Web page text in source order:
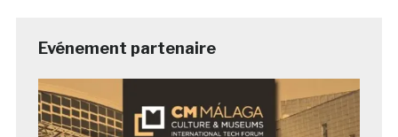
Evénement partenaire